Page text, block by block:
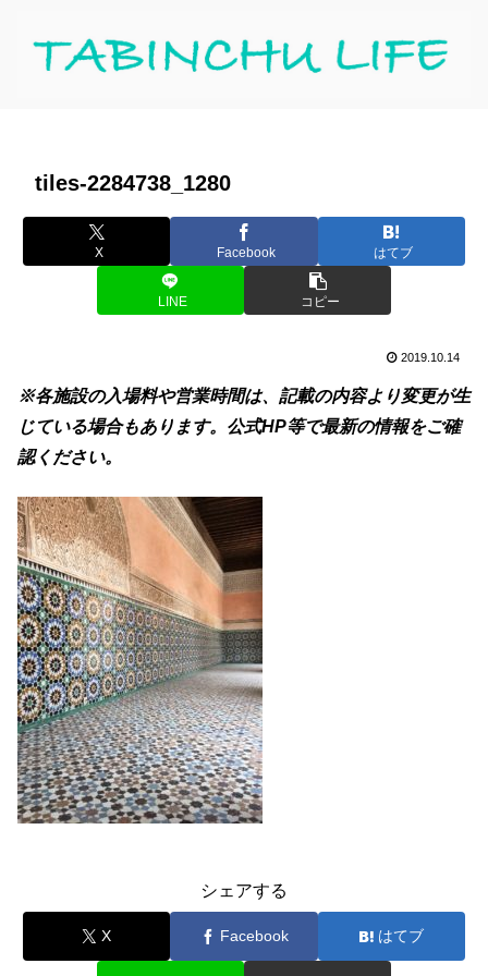
tiles-2284738_1280
X Facebook はてブ
LINE コピー
2019.10.14
※各施設の入場料や営業時間は、記載の内容より変更が生
じている場合もあります。公式HP等で最新の情報をご確
認ください。
シェアする
X Facebook はてブ